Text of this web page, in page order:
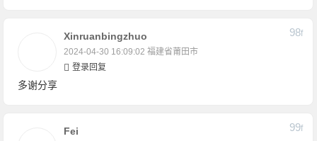
Xinruanbingzhuo
2024-04-30 16:09:02 福建省莆田市
98F
登录回复
多谢分享
Fei 99F